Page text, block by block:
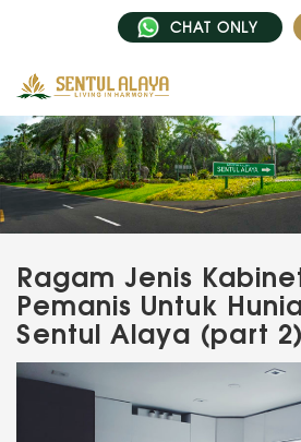
CHAT ONLY
Ragam Jenis
Pemanis Untuk
Sentul Alaya (part 2)